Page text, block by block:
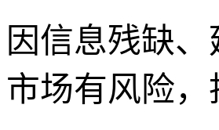
因信息残缺
市场有风险